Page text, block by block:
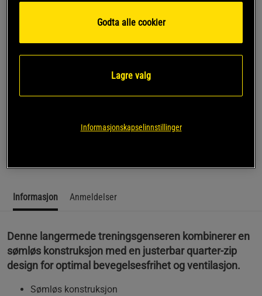
ICANIWILLs Everyday Zip Sweatshirt.
Informasjon Anmeldelser
Denne langermede treningsgenseren kombinerer en
sømløs konstruksjon med en justerbar quarter-zip
design for optimal bevegelsesfrihet og ventilasjon.
Sømløs konstruksjon
Godta alle cookier
Lagre valg
Informasjonskapselinnstillinger